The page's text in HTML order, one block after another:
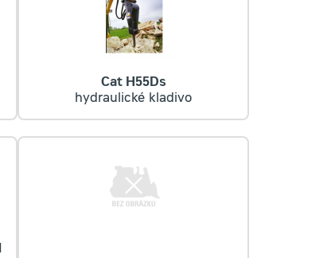
Cat H55Ds
hydraulické kladivo